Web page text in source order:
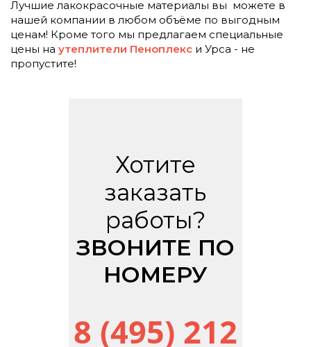
Лучшие лакокрасочные материалы вы можете в
нашей компании в любом объёме по выгодным
ценам! Кроме того мы предлагаем специальные
цены на утеплители Пеноплекс и Урса - не
пропустите!
Хотите
заказать
работы?
ЗВОНИТЕ ПО
НОМЕРУ
8 (495) 212